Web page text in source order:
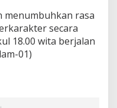
menumbuhkan rasa
secara
18.00 wita berjalan
01)